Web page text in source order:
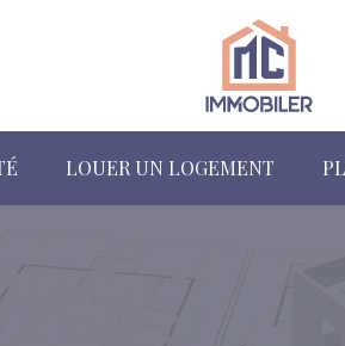
LOUER UN LOGEMENT